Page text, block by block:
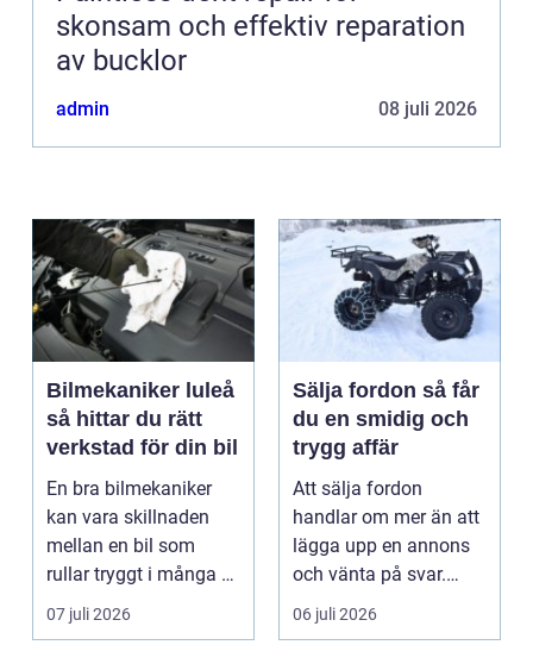
skonsam och effektiv reparation
av bucklor
admin 08 juli 2026
Bilmekaniker luleå
så hittar du rätt
verkstad för din bil
En bra bilmekaniker
kan vara skillnaden
mellan en bil som
rullar tryggt i många år
och återkommande ...
07 juli 2026
Sälja fordon så får
du en smidig och
trygg affär
Att sälja fordon
handlar om mer än att
lägga upp en annons
och vänta på svar.
Många vill få en bra
p...
06 juli 2026